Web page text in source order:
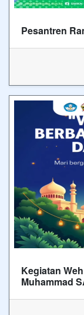
Pesantren
Kegiatan
Muhammad